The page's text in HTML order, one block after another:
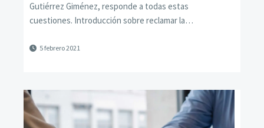
Gutiérrez Giménez, responde a todas estas
cuestiones. Introducción sobre reclamar la…
5 febrero 2021